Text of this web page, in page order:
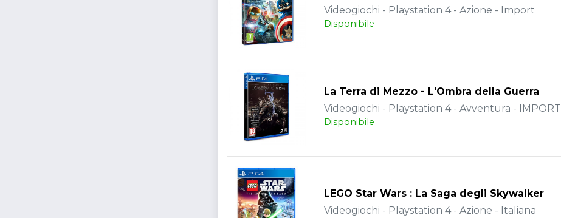
Videogiochi - Playstation 4 - Azione - Import
Disponibile
La Terra di Mezzo - L'Ombra della Guerra
Videogiochi - Playstation 4 - Avventura - IMPORT
Disponibile
LEGO Star Wars : La Saga degli Skywalker
Videogiochi - Playstation 4 - Azione - Italiana